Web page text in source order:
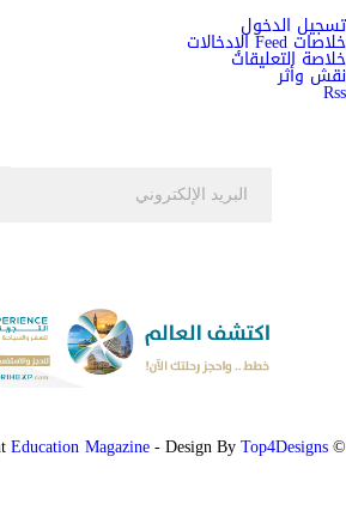
تسجيل الدخول
خلاصات Feed الإدخالات
خلاصة التعليقات
نقش وأثر
Rss
© Copyright
Education Magazine - Design By Top4Designs